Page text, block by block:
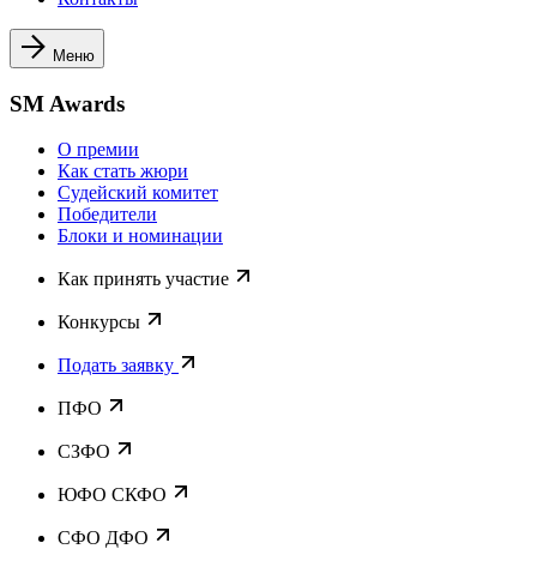
Меню
SM Awards
О премии
Как стать жюри
Судейский комитет
Победители
Блоки и номинации
Как принять участие
Конкурсы
Подать заявку
ПФО
СЗФО
ЮФО СКФО
CФО ДФО